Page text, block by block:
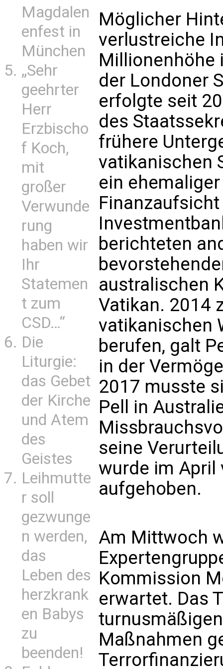
Magdalen
enfest in
München
„Sehr
geehrter
Herr
Erzbischo
f Koch,
mit
großer
Verwunde
rung
haben wir
Ihr
Statemen
t zum
CSD…“
Die
Liturgie:
das Gebet
der Kirche
und Atem
des
Geistes
Leihmutte
r soll
gezwunge
n werden,
das
Leben des
herzkrank
en Babys
zu
beenden!
Möglicher
verlustreiche
Millionenhöhe
der Londoner
erfolgte seit
des
frühere
vatikanischen
ein
berichteten
australischen
Vatikan. 2014
vatikanischen
berufen, galt
in der
2017 musste
Pell in
seine
wurde im April
aufgehoben.
Am Mittwoch
Kommission
erwartet. Das
Maßnahmen